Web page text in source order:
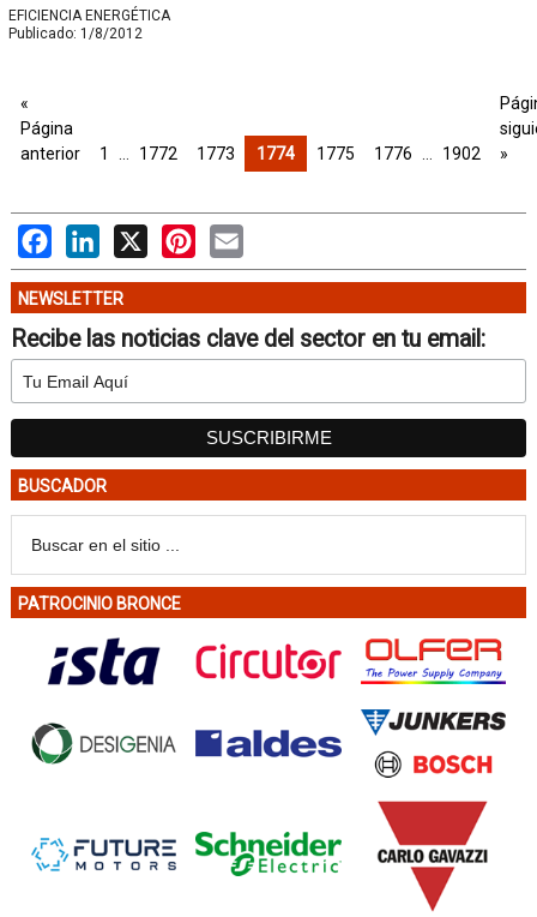
EFICIENCIA ENERGÉTICA
Publicado: 1/8/2012
«
Página
anterior
1 1772 1773 1774 1775 1776 1902
»
FacebookLinkedIn
X PinterestEmail
NEWSLETTER
Recibe las noticias clave del sector en tu email:
BUSCADOR
PATROCINIO BRONCE